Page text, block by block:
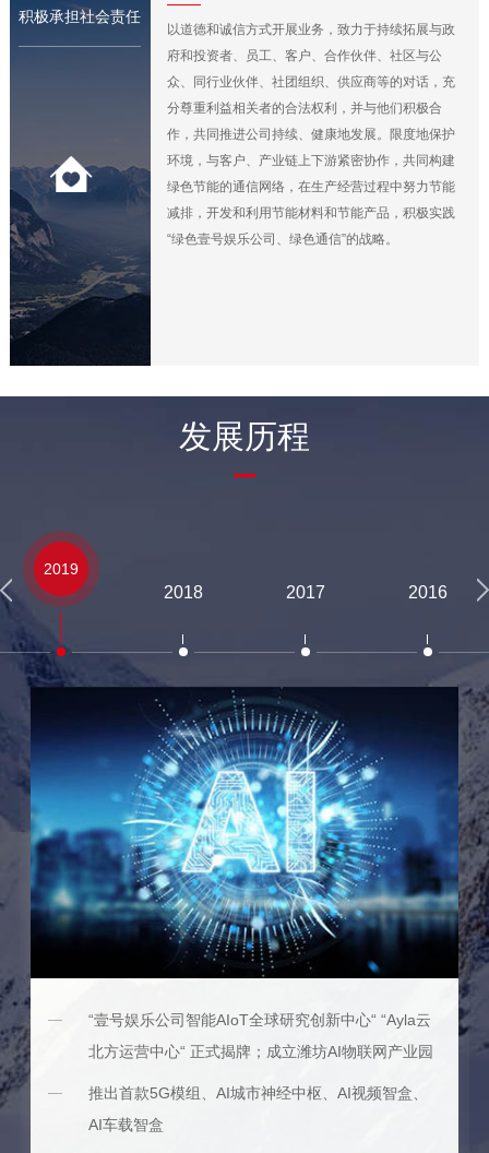
积极承担社会责任
以道德和诚信方式开展业务，致力于持续拓展与政
府和投资者、员工、客户、合作伙伴、社区与公
众、同行业伙伴、社团组织、供应商等的对话，充
分尊重利益相关者的合法权利，并与他们积极合
作，共同推进公司持续、健康地发展。限度地保护
环境，与客户、产业链上下游紧密协作，共同构建
绿色节能的通信网络，在生产经营过程中努力节能
减排，开发和利用节能材料和节能产品，积极实践
“绿色壹号娱乐公司、绿色通信”的战略。
发展历程
2019
2018 2017 2016
“壹号娱乐公司智能AIoT全球研究创新中心“ “Ayla云
北方运营中心“ 正式揭牌；成立潍坊AI物联网产业园
推出首款5G模组、AI城市神经中枢、AI视频智盒、
AI车载智盒